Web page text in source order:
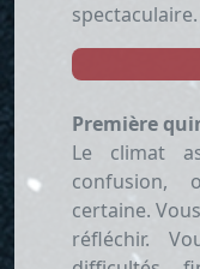
spectaculaire.
Première
Le climat
confusion,
certaine.
réfléchir.